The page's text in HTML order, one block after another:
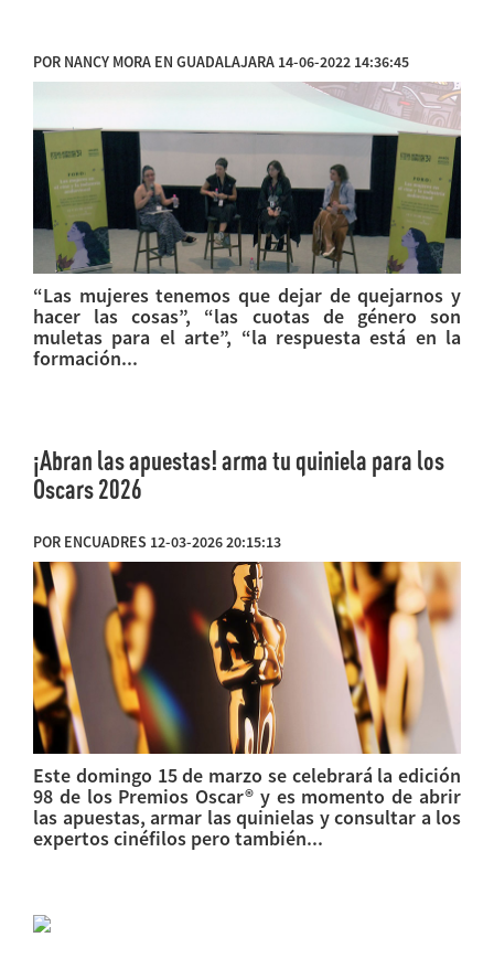
POR NANCY MORA EN GUADALAJARA 14-06-2022 14:36:45
“Las mujeres tenemos que dejar de quejarnos y
hacer las cosas”, “las cuotas de género son
muletas para el arte”, “la respuesta está en la
formación...
¡Abran las apuestas! arma tu quiniela para los
Oscars 2026
POR ENCUADRES 12-03-2026 20:15:13
Este domingo 15 de marzo se celebrará la edición
98 de los Premios Oscar® y es momento de abrir
las apuestas, armar las quinielas y consultar a los
expertos cinéfilos pero también...